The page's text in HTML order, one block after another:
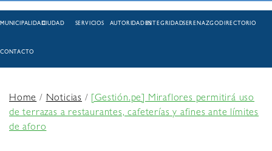
MUNICIPALIDADCIUDAD SERVICIOS AUTORIDADESINTEGRIDADSERENAZGODIRECTORIO
CONTACTO
Home/Noticias /
[Gestión.pe] Miraflores permitirá uso
de terrazas a restaurantes, cafeterías y afines ante límites
de aforo